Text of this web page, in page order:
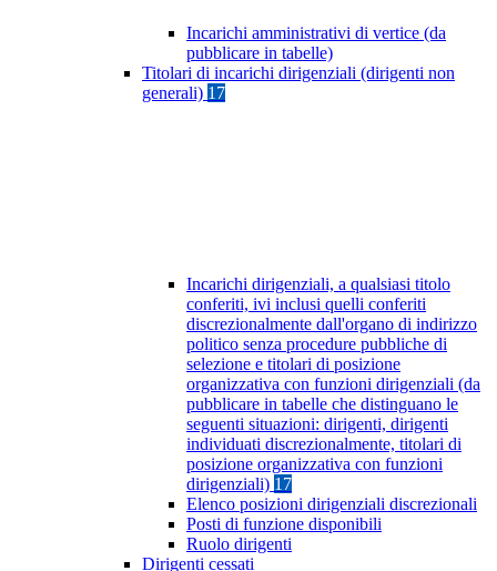
Incarichi amministrativi di vertice (da
pubblicare in tabelle)
Titolari di incarichi dirigenziali (dirigenti non
generali) 17
Incarichi dirigenziali, a qualsiasi titolo
conferiti, ivi inclusi quelli conferiti
discrezionalmente dall'organo di indirizzo
politico senza procedure pubbliche di
selezione e titolari di posizione
organizzativa con funzioni dirigenziali (da
pubblicare in tabelle che distinguano le
seguenti situazioni: dirigenti, dirigenti
individuati discrezionalmente, titolari di
posizione organizzativa con funzioni
dirigenziali) 17
Elenco posizioni dirigenziali discrezionali
Posti di funzione disponibili
Ruolo dirigenti
Dirigenti cessati